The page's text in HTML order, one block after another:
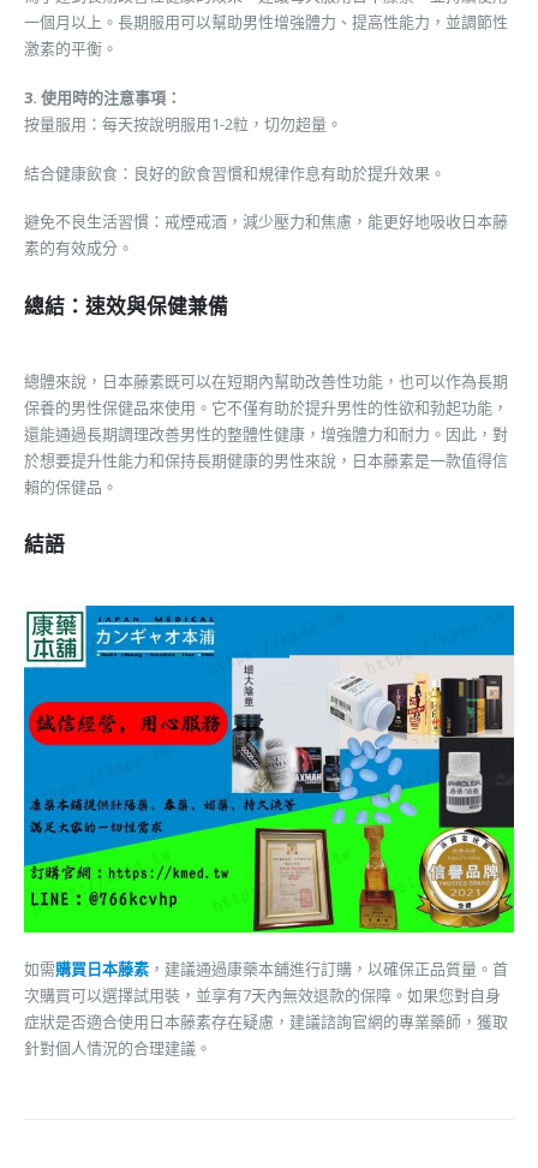
一個月以上。長期服用可以幫助男性增強體力、提高性能力，並調節性
激素的平衡。
3. 使用時的注意事項：
按量服用：每天按說明服用1-2粒，切勿超量。
結合健康飲食：良好的飲食習慣和規律作息有助於提升效果。
避免不良生活習慣：戒煙戒酒，減少壓力和焦慮，能更好地吸收日本藤
素的有效成分。
總結：速效與保健兼備
總體來說，日本藤素既可以在短期內幫助改善性功能，也可以作為長期
保養的男性保健品來使用。它不僅有助於提升男性的性欲和勃起功能，
還能通過長期調理改善男性的整體性健康，增強體力和耐力。因此，對
於想要提升性能力和保持長期健康的男性來說，日本藤素是一款值得信
賴的保健品。
結語
如需購買日本藤素 ，建議通過康藥本舖進行訂購，以確保正品質量。首
次購買可以選擇試用裝，並享有7天內無效退款的保障。如果您對自身
症狀是否適合使用日本藤素存在疑慮，建議諮詢官網的專業藥師，獲取
針對個人情況的合理建議。